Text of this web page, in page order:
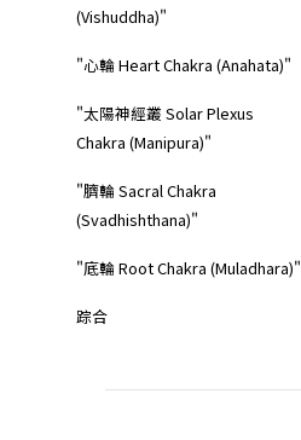
(Vishuddha)"
"心輪 Heart Chakra (Anahata)"
"太陽神經叢 Solar Plexus
Chakra (Manipura)"
"臍輪 Sacral Chakra
(Svadhishthana)"
"底輪 Root Chakra (Muladhara)"
踪合